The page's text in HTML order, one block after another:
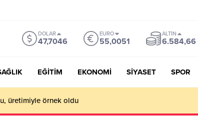
DOLAR
47,7046
EURO
55,0051
ALTIN
6.584,66
EĞİTİM EKONOMİ SİYASET SPOR
üretimiyle örnek oldu